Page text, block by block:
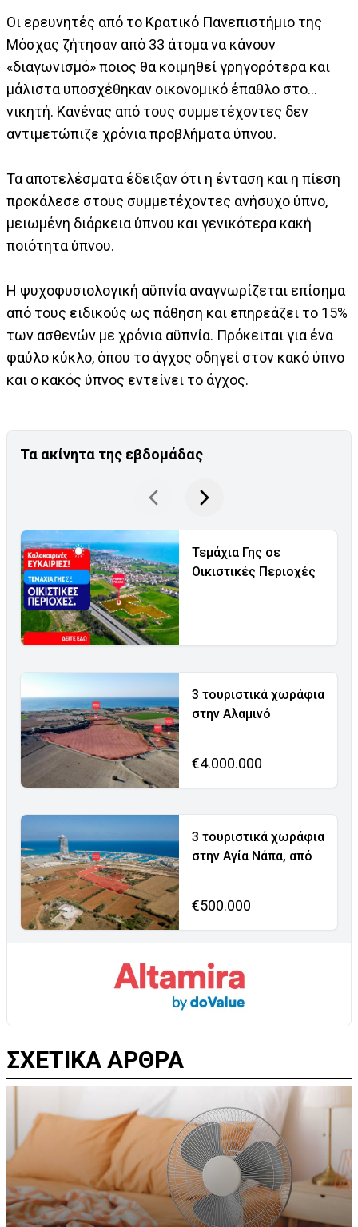
Οι ερευνητές από το Κρατικό Πανεπιστήμιο της
Μόσχας ζήτησαν από 33 άτομα να κάνουν
«διαγωνισμό» ποιος θα κοιμηθεί γρηγορότερα και
μάλιστα υποσχέθηκαν οικονομικό έπαθλο στο…
νικητή. Κανένας από τους συμμετέχοντες δεν
αντιμετώπιζε χρόνια προβλήματα ύπνου.
Τα αποτελέσματα έδειξαν ότι η ένταση και η πίεση
προκάλεσε στους συμμετέχοντες ανήσυχο ύπνο,
μειωμένη διάρκεια ύπνου και γενικότερα κακή
ποιότητα ύπνου.
Η ψυχοφυσιολογική αϋπνία αναγνωρίζεται επίσημα
από τους ειδικούς ως πάθηση και επηρεάζει το 15%
των ασθενών με χρόνια αϋπνία. Πρόκειται για ένα
φαύλο κύκλο, όπου το άγχος οδηγεί στον κακό ύπνο
και ο κακός ύπνος εντείνει το άγχος.
Τα ακίνητα της εβδομάδας
Τεμάχια Γης σε
Οικιστικές Περιοχές
3 τουριστικά χωράφια
στην Αλαμινό
€4.000.000
3 τουριστικά χωράφια
στην Αγία Νάπα, από
€500.000
ΣΧΕΤΙΚΑ ΑΡΘΡΑ